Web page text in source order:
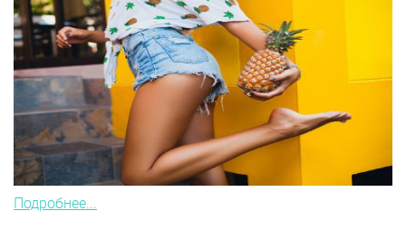
Подробнее...